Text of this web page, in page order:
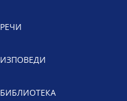
РЕЧИ
ИЗПОВЕДИ
БИБЛИОТЕКА